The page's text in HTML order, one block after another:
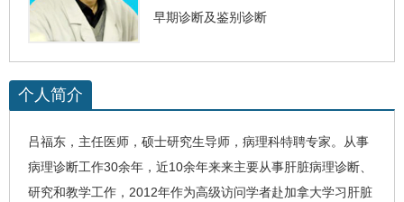
早期诊断及鉴别诊断
个人简介
吕福东 ，主任医师，硕士研究生导师，病理科特聘专家。从事
病理诊断工作30余年，近10余年来来主要从事肝脏病理诊断、
研究和教学工作，2012年作为高级访问学者赴加拿大学习肝脏